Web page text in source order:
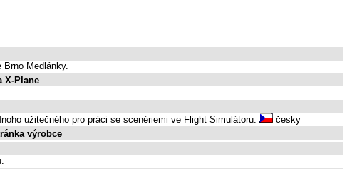
Medlánky.
X-Plane
užitečného pro práci se scenériemi ve Flight Simulátoru.
česky
výrobce